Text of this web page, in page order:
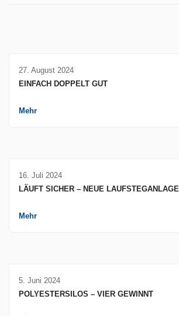
27. August 2024
EINFACH DOPPELT GUT
Mehr
16. Juli 2024
LÄUFT SICHER – NEUE LAUFSTEGANLAGE
Mehr
5. Juni 2024
POLYESTERSILOS – VIER GEWINNT